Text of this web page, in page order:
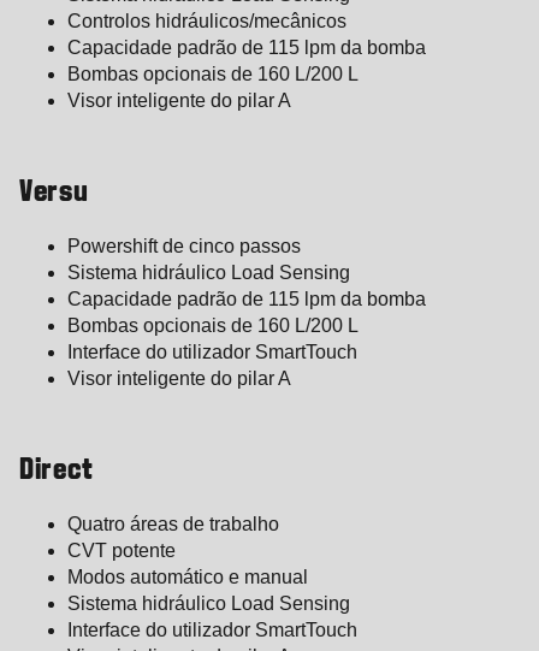
Controlos hidráulicos/mecânicos
Capacidade padrão de 115 lpm da bomba
Bombas opcionais de 160 L/200 L
Visor inteligente do pilar A
Versu
Powershift de cinco passos
Sistema hidráulico Load Sensing
Capacidade padrão de 115 lpm da bomba
Bombas opcionais de 160 L/200 L
Interface do utilizador SmartTouch
Visor inteligente do pilar A
Direct
Quatro áreas de trabalho
CVT potente
Modos automático e manual
Sistema hidráulico Load Sensing
Interface do utilizador SmartTouch